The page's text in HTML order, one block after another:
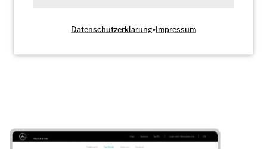
Datenschutzerklärung•Impressum